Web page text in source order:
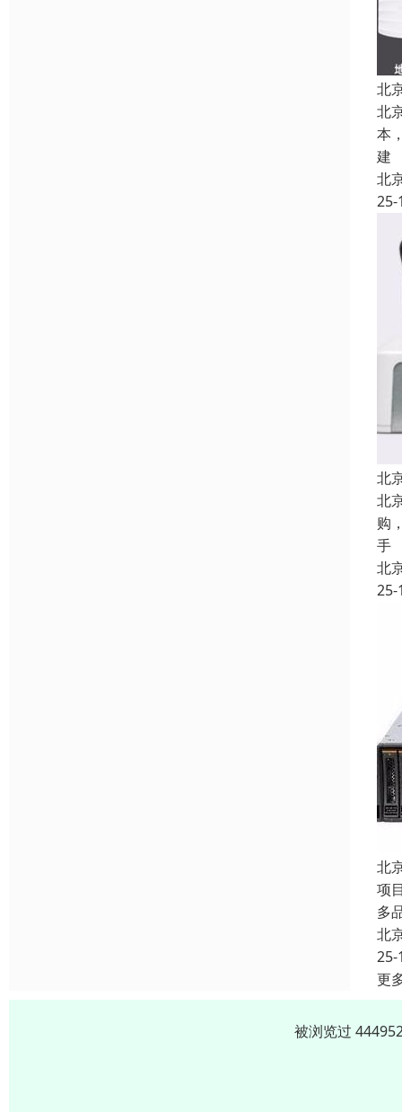
北
北
本
建
北
25-
北
北
购
手
北
25-
北
项
多
北
25-
更
被浏览过